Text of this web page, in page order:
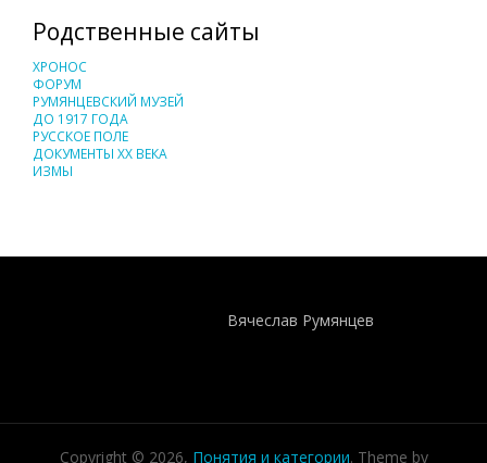
Родственные сайты
ХРОНОС
ФОРУМ
РУМЯНЦЕВСКИЙ МУЗЕЙ
ДО 1917 ГОДА
РУССКОЕ ПОЛЕ
ДОКУМЕНТЫ XX ВЕКА
ИЗМЫ
Вячеслав Румянцев
Copyright © 2026, Понятия и категории. Theme by